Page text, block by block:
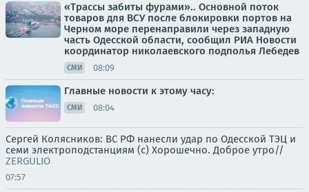
«Трассы забиты фурами».. Основной поток
товаров для ВСУ после блокировки портов на
Черном море перенаправили через западную
часть Одесской области, сообщил РИА Новости
координатор николаевского подполья Лебедев
СМИ 08:09
Главные новости к этому часу:
СМИ 08:04
Сергей Колясников: ВС РФ нанесли удар по Одесской ТЭЦ и
семи электроподстанциям (с) Хорошечно. Доброе утро//
ZERGULIO
07:57